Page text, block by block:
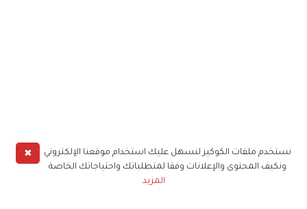
✖
نستخدم ملفات الكوكيز لنسهل عليك استخدام موقعنا الإلكتروني
ونكيف المحتوى والإعلانات وفقا لمتطلباتك واحتياجاتك الخاصة
المزيد